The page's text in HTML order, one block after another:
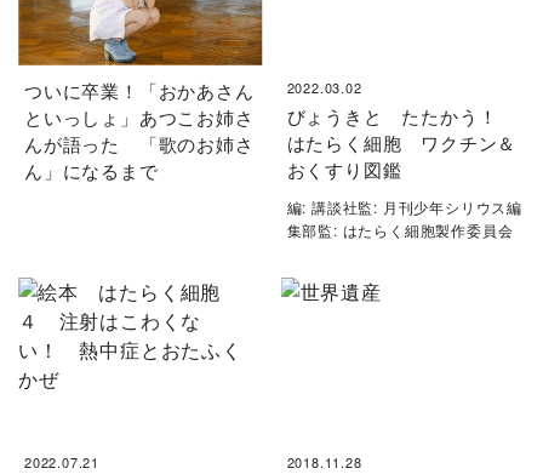
ついに卒業！「おかあさん
といっしょ」あつこお姉さ
んが語った 「歌のお姉さ
ん」になるまで
2022.03.02
びょうきと たたかう！
はたらく細胞 ワクチン＆
おくすり図鑑
編: 講談社監: 月刊少年シリウス編
集部監: はたらく細胞製作委員会
2022.07.21 2018.11.28